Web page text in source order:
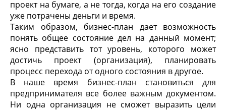
проект на бумаге, а не тогда, когда на его создание
уже потрачены деньги и время.
Таким образом, бизнес-план дает возможность
понять общее состояние дел на данный момент;
ясно представить тот уровень, которого может
достичь проект (организация), планировать
процесс перехода от одного состояния в другое.
В наше время бизнес-план становиться для
предпринимателя все более важным документом.
Ни одна организация не сможет выразить цели